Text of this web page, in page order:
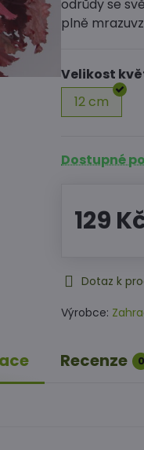
odrůdy se
plně
Velikost
12 cm
Dostupné
129
Dotaz k
Výrobce:
Recenze 0